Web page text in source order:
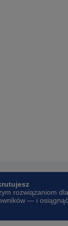
rozwiązaniom dla
— i osiągnąć